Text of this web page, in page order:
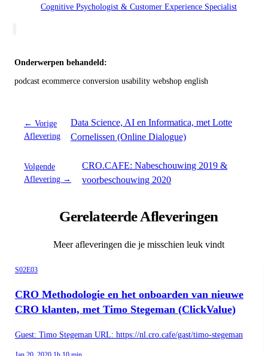
Cognitive Psychologist & Customer Experience Specialist
Onderwerpen behandeld:
podcast ecommerce conversion usability webshop english
← Vorige
Aflevering
Data Science, AI en Informatica, met Lotte
Cornelissen (Online Dialogue)
Volgende
Aflevering →
CRO.CAFE: Nabeschouwing 2019 &
voorbeschouwing 2020
Gerelateerde Afleveringen
Meer afleveringen die je misschien leuk vindt
Season 2, Episode 3
S02E03
CRO Methodologie en het onboarden van nieuwe
CRO klanten, met Timo Stegeman (ClickValue)
Guest: Timo Stegeman URL: https://nl.cro.cafe/gast/timo-stegeman